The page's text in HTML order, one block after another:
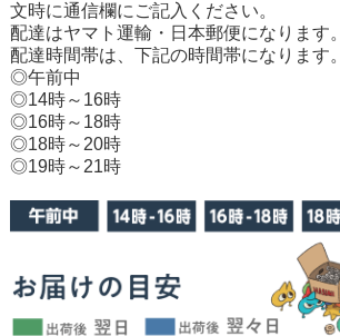
文時に通信欄にご記入ください。
配達はヤマト運輸・日本郵便になります。
配達時間帯は、下記の時間帯になります。
◎午前中
◎14時～16時
◎16時～18時
◎18時～20時
◎19時～21時